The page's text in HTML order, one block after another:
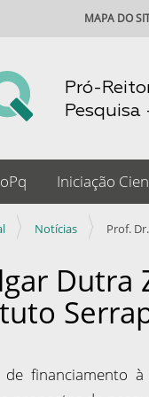
Pró-
Pesquisa
MAPA DO
Iniciação
Notícias Prof.
financiamento